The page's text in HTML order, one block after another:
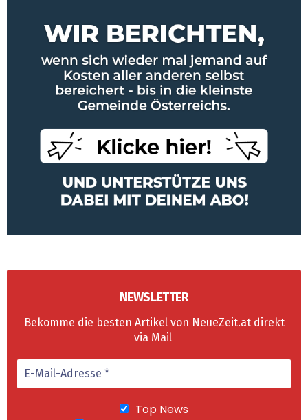
NEWSLETTER
Bekomme die besten Artikel von NeueZeit.at direkt
via Mail.
Top News